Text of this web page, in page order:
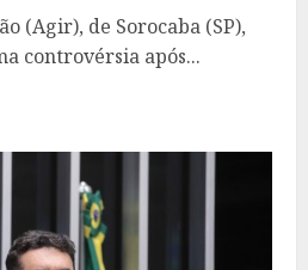
(Agir), de Sorocaba (SP),
controvérsia após...